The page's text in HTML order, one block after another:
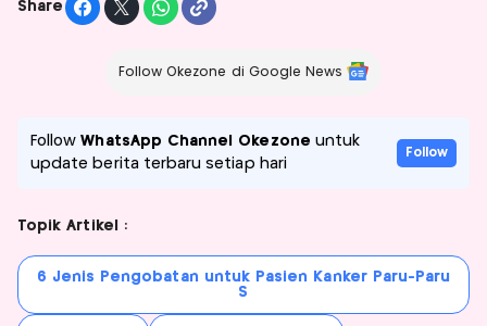
Share
Follow Okezone di Google News
FollowWhatsApp Channel Okezone untuk
update berita terbaru setiap hari
Follow
Topik Artikel :
6 Jenis Pengobatan untuk Pasien Kanker Paru-Paru
S